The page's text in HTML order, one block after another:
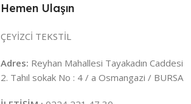
Hemen Ulaşın
ÇEYİZCİ TEKSTİL
Adres: Reyhan Mahallesi Tayakadın Caddesi
2. Tahıl sokak No : 4 / a Osmangazi / BURSA